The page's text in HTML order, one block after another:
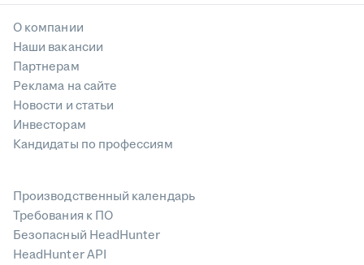
О компании
Наши вакансии
Партнерам
Реклама на сайте
Новости и статьи
Инвесторам
Кандидаты по профессиям
Производственный календарь
Требования к ПО
Безопасный HeadHunter
HeadHunter API